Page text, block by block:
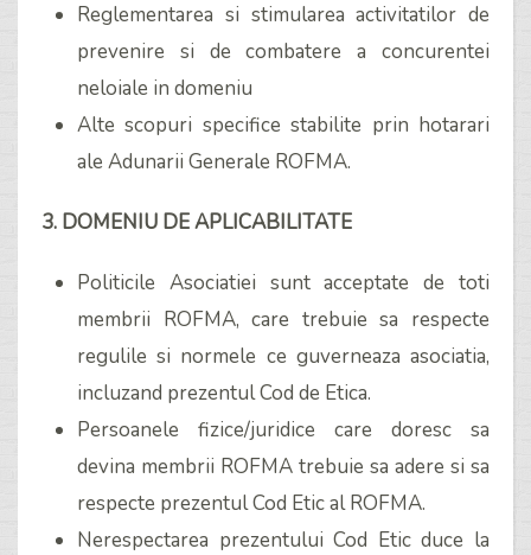
Reglementarea si stimularea activitatilor de
prevenire si de combatere a concurentei
neloiale in domeniu
Alte scopuri specifice stabilite prin hotarari
ale Adunarii Generale ROFMA.
3. DOMENIU DE APLICABILITATE
Politicile Asociatiei sunt acceptate de toti
membrii ROFMA, care trebuie sa respecte
regulile si normele ce guverneaza asociatia,
incluzand prezentul Cod de Etica.
Persoanele fizice/juridice care doresc sa
devina membrii ROFMA trebuie sa adere si sa
respecte prezentul Cod Etic al ROFMA.
Nerespectarea prezentului Cod Etic duce la